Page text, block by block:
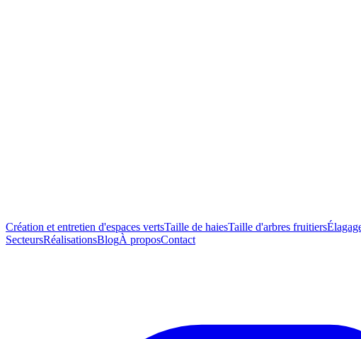
Création et entretien d'espaces vertsTaille de haiesTaille d'arbres fruitiers
SecteursRéalisationsBlogÀ proposContact